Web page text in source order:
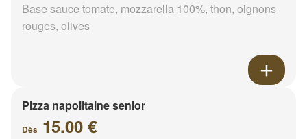
Base sauce tomate, mozzarella 100%, thon, oignons
rouges, olives
Pizza napolitaine senior
Dès 15.00 €